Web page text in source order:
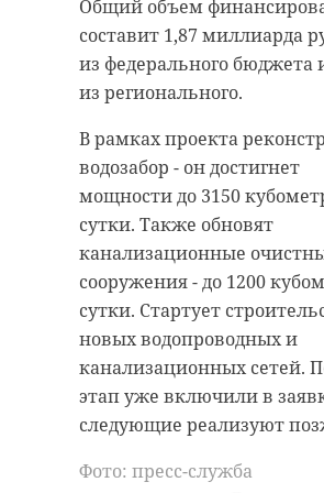
Общий объем
составит 1,87 миллиарда
из федерального бюджета
из регионального.
В рамках проекта
водозабор - он достигнет
мощности до 3150
сутки. Также обновят
канализационные
сооружения - до 1200
сутки. Стартует
новых водопроводных и
канализационных сетей.
этап уже включили в
следующие реализуют
Фото: пресс-служба
Атмосферное давление -
нормы. Дожди будут лить,
кратковременно, и в среду.
Дожди, грозы и
понижение
температуры:
погода в
Ленобласти 5
августа
Во вторник, 5 августа, во
половине дня в небе над
очаги кучево-дождевых
начнется понижение
будущего".
Это - первое в 47 регионе
заведение, изначально
инженерного и
мышления у детей. В
размещены
лаборатории, кабинеты
химии, ИТ и
современная медиатека,
амфитеатр, просторная
панорамными окнами и
зал на 760 мест.
Во дворе школы обустроен
площадками для